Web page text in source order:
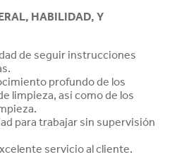
HABILIDAD, Y
de seguir instrucciones
profundo de los
limpieza, así como de los
para trabajar sin supervisión
servicio al cliente.